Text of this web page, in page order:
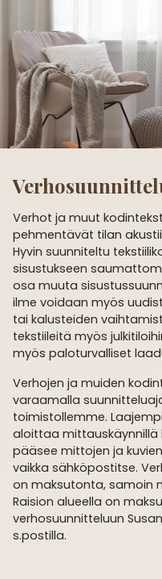
Verhot ja muut
pehmentävät tilan
Hyvin suunniteltu
sisustukseen
osa muuta
ilme voidaan myös
tai kalusteiden
tekstiileitä myös
myös paloturvalliset
Verhojen ja muiden
varaamalla
toimistollemme.
aloittaa mittauskäynnillä
pääsee mittojen ja
vaikka sähköpostitse.
on maksutonta, samoin
Raision alueella on
verhosuunnitteluun
s.postilla.